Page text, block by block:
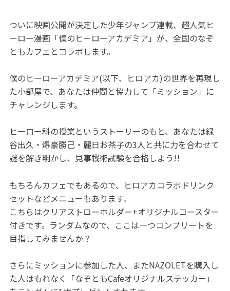
ついに映画公開が決定した少年ジャンプ連載、超人気ヒ
ーロー漫画「僕のヒーローアカデミア」が、全国のなぞ
ともカフェとコラボします。
僕のヒーローアカデミア(以下、ヒロアカ)の世界を再現し
た小部屋で、あなたは仲間と協力して「ミッション」に
チャレンジします。
ヒーロー科の授業というストーリーのもと、あなたは緑
谷出久・爆豪勝己・麗日お茶子の3人と共に力を合わせて
謎を解き明かし、見事戦術試験を合格しよう!!
もちろんカフェでもあるので、ヒロアカコラボドリンク
セットなどメニューもあります。
こちらはクリアストローホルダー+オリジナルコースター
付きです。ランダムなので、ここは一つコンプリートを
目指してみませんか？
さらにミッションに参加した人、またNAZOLETを購入し
た人はもれなく「なぞともCafeオリジナルステッカー」